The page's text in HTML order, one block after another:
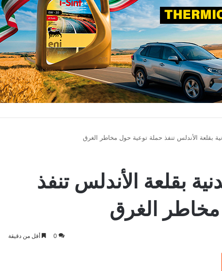
بقلعة الأندلس تنفذ حملة توعية حول مخاطر الغرق
بقلعة الأندلس تنفذ
الغرق
0 أقل من دقيقة